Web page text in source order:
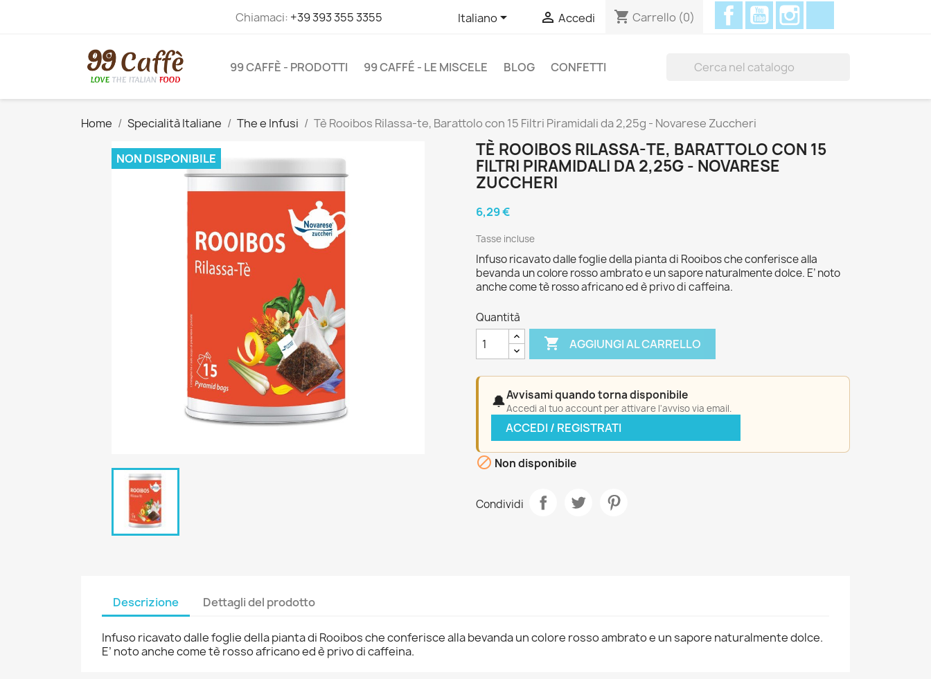
Chiamaci: +39 393 355 3355 Italiano  Accedi shopping_cart Carrello (0)
FacebookYouTube
99 CAFFÈ - PRODOTTI 99 CAFFÉ - LE MISCELE BLOG CONFETTI
Home Specialità Italiane The e Infusi Tè Rooibos Rilassa-te, Barattolo con 15 Filtri Piramidali da 2,25g - Novarese Zuccheri
NON DISPONIBILE
TÈ ROOIBOS RILASSA-TE, BARATTOLO CON 15
FILTRI PIRAMIDALI DA 2,25G - NOVARESE
ZUCCHERI
6,29 €
Tasse incluse
Infuso ricavato dalle foglie della pianta di Rooibos che conferisce alla
bevanda un colore rosso ambrato e un sapore naturalmente dolce. E’ noto
anche come tè rosso africano ed è privo di caffeina.
Quantità
 AGGIUNGI AL CARRELLO
🔔Avvisami quando torna disponibile
Accedi al tuo account per attivare l'avviso via email.
ACCEDI / REGISTRATI
 Non disponibile
Condividi
Descrizione Dettagli del prodotto
Infuso ricavato dalle foglie della pianta di Rooibos che conferisce alla bevanda un colore rosso ambrato e un sapore naturalmente dolce.
E’ noto anche come tè rosso africano ed è privo di caffeina.